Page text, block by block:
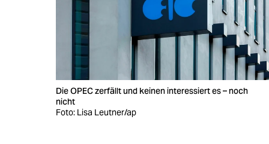
veranstaltungen
fragen & hilfe
unterstützen
Die OPEC zerfällt und keinen interessiert es – noch
nicht
Foto: Lisa Leutner/ap